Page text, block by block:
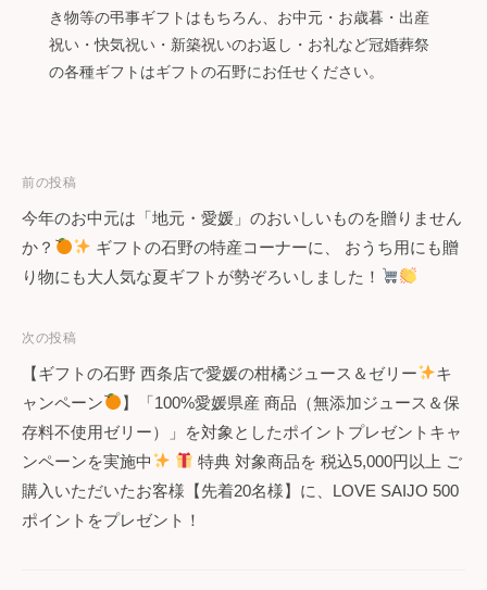
き物等の弔事ギフトはもちろん、お中元・お歳暮・出産
祝い・快気祝い・新築祝いのお返し・お礼など冠婚葬祭
の各種ギフトはギフトの石野にお任せください。
投
稿
ナ
ゲ
ー
シ
ョ
ン
前の投稿
今年のお中元は「地元・愛媛」のおいしいものを贈りません
か？
ギフトの石野の特産コーナーに、 おうち用にも贈
り物にも大人気な夏ギフトが勢ぞろいしました！
次の投稿
【ギフトの石野 西条店で愛媛の柑橘ジュース＆ゼリー
キ
ャンペーン
】「100%愛媛県産 商品（無添加ジュース＆保
存料不使用ゼリー）」を対象としたポイントプレゼントキャ
ンペーンを実施中
特典 対象商品を 税込5,000円以上 ご
購入いただいたお客様【先着20名様】に、LOVE SAIJO 500
ポイントをプレゼント！